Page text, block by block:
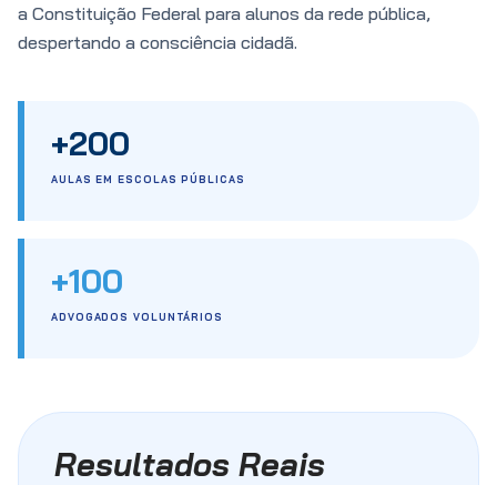
a Constituição Federal para alunos da rede pública,
despertando a consciência cidadã.
+200
AULAS EM ESCOLAS PÚBLICAS
+100
ADVOGADOS VOLUNTÁRIOS
Resultados Reais